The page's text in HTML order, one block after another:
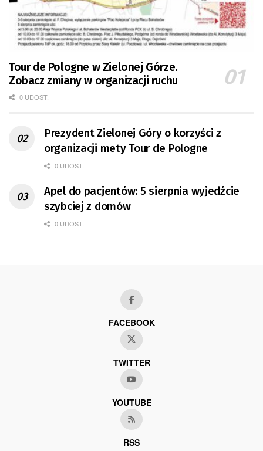
Tour de Pologne w Zielonej Górze.
Zobacz zmiany w organizacji ruchu
0 UDOST.
Prezydent Zielonej Góry o korzyści z
organizacji mety Tour de Pologne
0 UDOST.
Apel do pacjentów: 5 sierpnia wyjedźcie
szybciej z domów
0 UDOST.
FACEBOOK
TWITTER
YOUTUBE
RSS